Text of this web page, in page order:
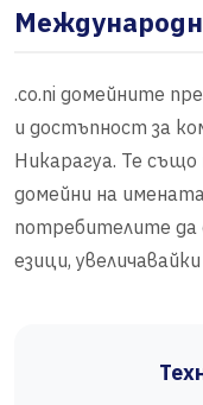
.co.ni домейните
и достъпност за
Никарагуа. Те
домейни на
потребителите да
езици,